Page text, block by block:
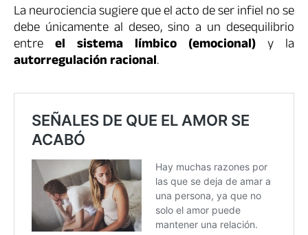
La neurociencia sugiere que el acto de ser infiel no se
debe únicamente al deseo, sino a un desequilibrio
entre el sistema límbico (emocional) y la
autorregulación racional.